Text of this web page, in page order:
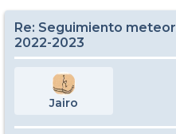
Re: Seguimiento
2022-2023
Jairo